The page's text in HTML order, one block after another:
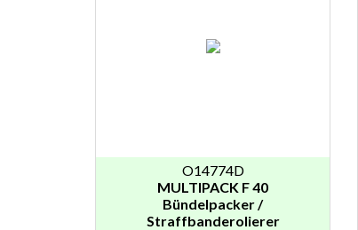
O14774D
MULTIPACK F 40
Bündelpacker /
Straffbanderolierer